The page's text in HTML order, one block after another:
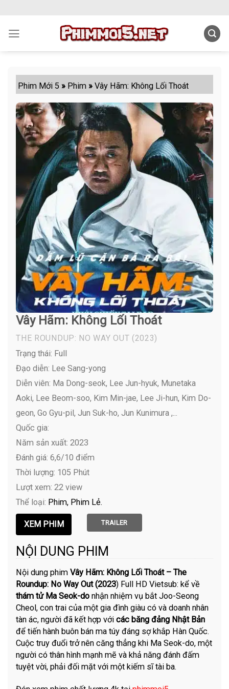
content
Phim Mới 5 » Phim »Vây Hãm: Không Lối Thoát
Vây Hãm: Không Lối Thoát
THE ROUNDUP: NO WAY OUT (2023)
Trạng thái: Full
Đạo diễn: Lee Sang-yong
Diễn viên: Ma Dong-seok, Lee Jun-hyuk, Munetaka
Aoki, Lee Beom-soo, Kim Min-jae, Lee Ji-hun, Kim Do-
geon, Go Gyu-pil, Jun Suk-ho, Jun Kunimura ,...
Quốc gia:
Năm sản xuất: 2023
Đánh giá: 6,6/10 điểm
Thời lượng: 105 Phút
Lượt xem: 22 view
Thể loại: Phim Phim Lẻ
TRAILER
NỘI DUNG PHIM
Nội dung phimVây Hãm: Không Lối Thoát – The
Roundup: No Way Out (2023) Full HD Vietsub: kể về
thám tử Ma Seok-do nhận nhiệm vụ bắt Joo-Seong
Cheol, con trai của một gia đình giàu có và doanh nhân
tàn ác, người đã kết hợp vớicác băng đảng Nhật Bản
để tiến hành buôn bán ma túy đáng sợ khắp Hàn Quốc.
Cuộc truy đuổi trở nên căng thẳng khi Ma Seok-do, một
người có thân hình mạnh mẽ và khả năng đánh đấm
tuyệt vời, phải đối mặt với một kiếm sĩ tài ba.